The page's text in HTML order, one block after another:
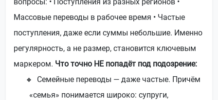
Массовые переводы в рабочее время • Частые
поступления, даже если суммы небольшие. Именно
регулярность, а не размер, становится ключевым
маркером. Что точно НЕ попадёт под подозрение:
Семейные переводы — даже частые. Причём
«семья» понимается широко: супруги,